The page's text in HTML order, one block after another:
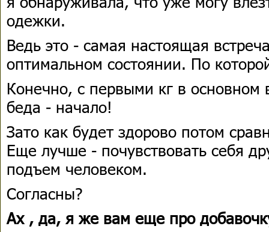
одежки.
Ведь это - самая настоящая
оптимальном состоянии. По
Конечно, с первыми кг в
беда - начало!
Зато как будет здорово потом
Еще лучше - почувствовать себя
подъем человеком.
Согласны?
Ах , да, я же вам еще про